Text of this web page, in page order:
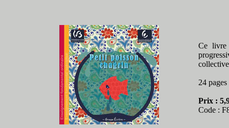
Ce livre
24
Prix :
Code :